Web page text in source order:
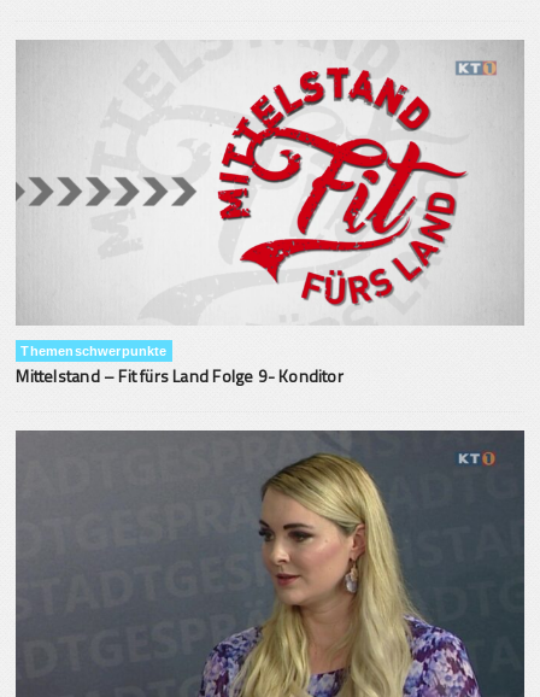
Themenschwerpunkte
Mittelstand – Fit fürs Land Folge 9- Konditor